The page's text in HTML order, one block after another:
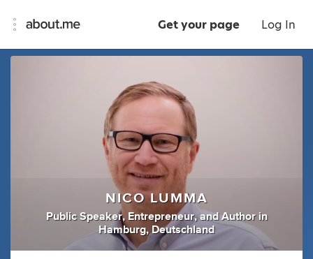
Get your page Log In
NICO LUMMA
Public Speaker, Entrepreneur, andAuthor in
Hamburg, Deutschland